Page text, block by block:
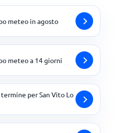
meteo in agosto
meteo a 14 giorni
per San Vito Lo